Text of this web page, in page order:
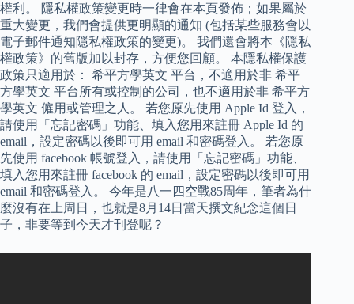
權利。 隱私權政策變更時一律會在本頁發佈；如果屬於
重大變更，我們會提供更明顯的通知 (包括某些服務會以
電子郵件通知隱私權政策的變更)。 我們還會將本《隱私
權政策》的舊版加以封存，方便您回顧。 本隱私權保護
政策只適用於： 希平方學英文 平台，不適用於非 希平
方學英文 平台所有或控制的公司，也不適用於非 希平方
學英文 僱用或管理之人。 若您原先使用 Apple Id 登入，
請使用「忘記密碼」功能、填入您用來註冊 Apple Id 的
email，設定密碼以後即可用 email 和密碼登入。 若您原
先使用 facebook 帳號登入，請使用「忘記密碼」功能、
填入您用來註冊 facebook 的 email，設定密碼以後即可用
email 和密碼登入。 今年是八一四空戰85周年，筆者為什
麼沒有在上周日，也就是8月14日當天撰文紀念這個日
子，非要等到今天才刊登呢？